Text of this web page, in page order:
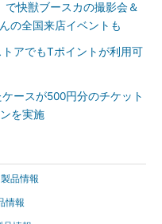
で快獣ブースカの撮影会＆
の全国来店イベントも
アでもTポイントが利用可
ースが500円分のチケット
を実施
品情報
情報